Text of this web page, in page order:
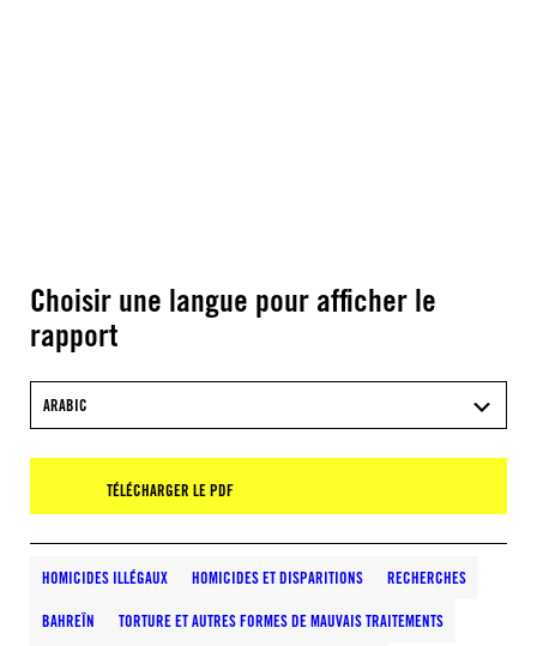
Choisir une langue pour afficher le
rapport
ARABIC
TÉLÉCHARGER LE PDF
HOMICIDES ILLÉGAUX HOMICIDES ET DISPARITIONS RECHERCHES
BAHREÏN TORTURE ET AUTRES FORMES DE MAUVAIS TRAITEMENTS